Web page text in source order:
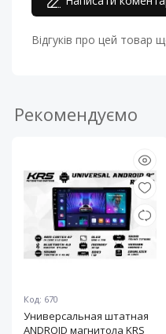
Чувствительность
(SPL)
Відгуків про цей товар
Рекомендуємо
Код: 670
Универсальная штатная
ANDROID магнитола KRS